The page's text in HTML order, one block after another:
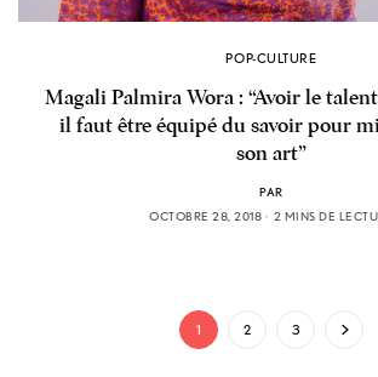
POP-CULTURE
Magali Palmira Wora : “Avoir le
il faut être équipé du savoir pour
son art”
PAR
OCTOBRE 28, 2018
2 MINS DE
1 2 3